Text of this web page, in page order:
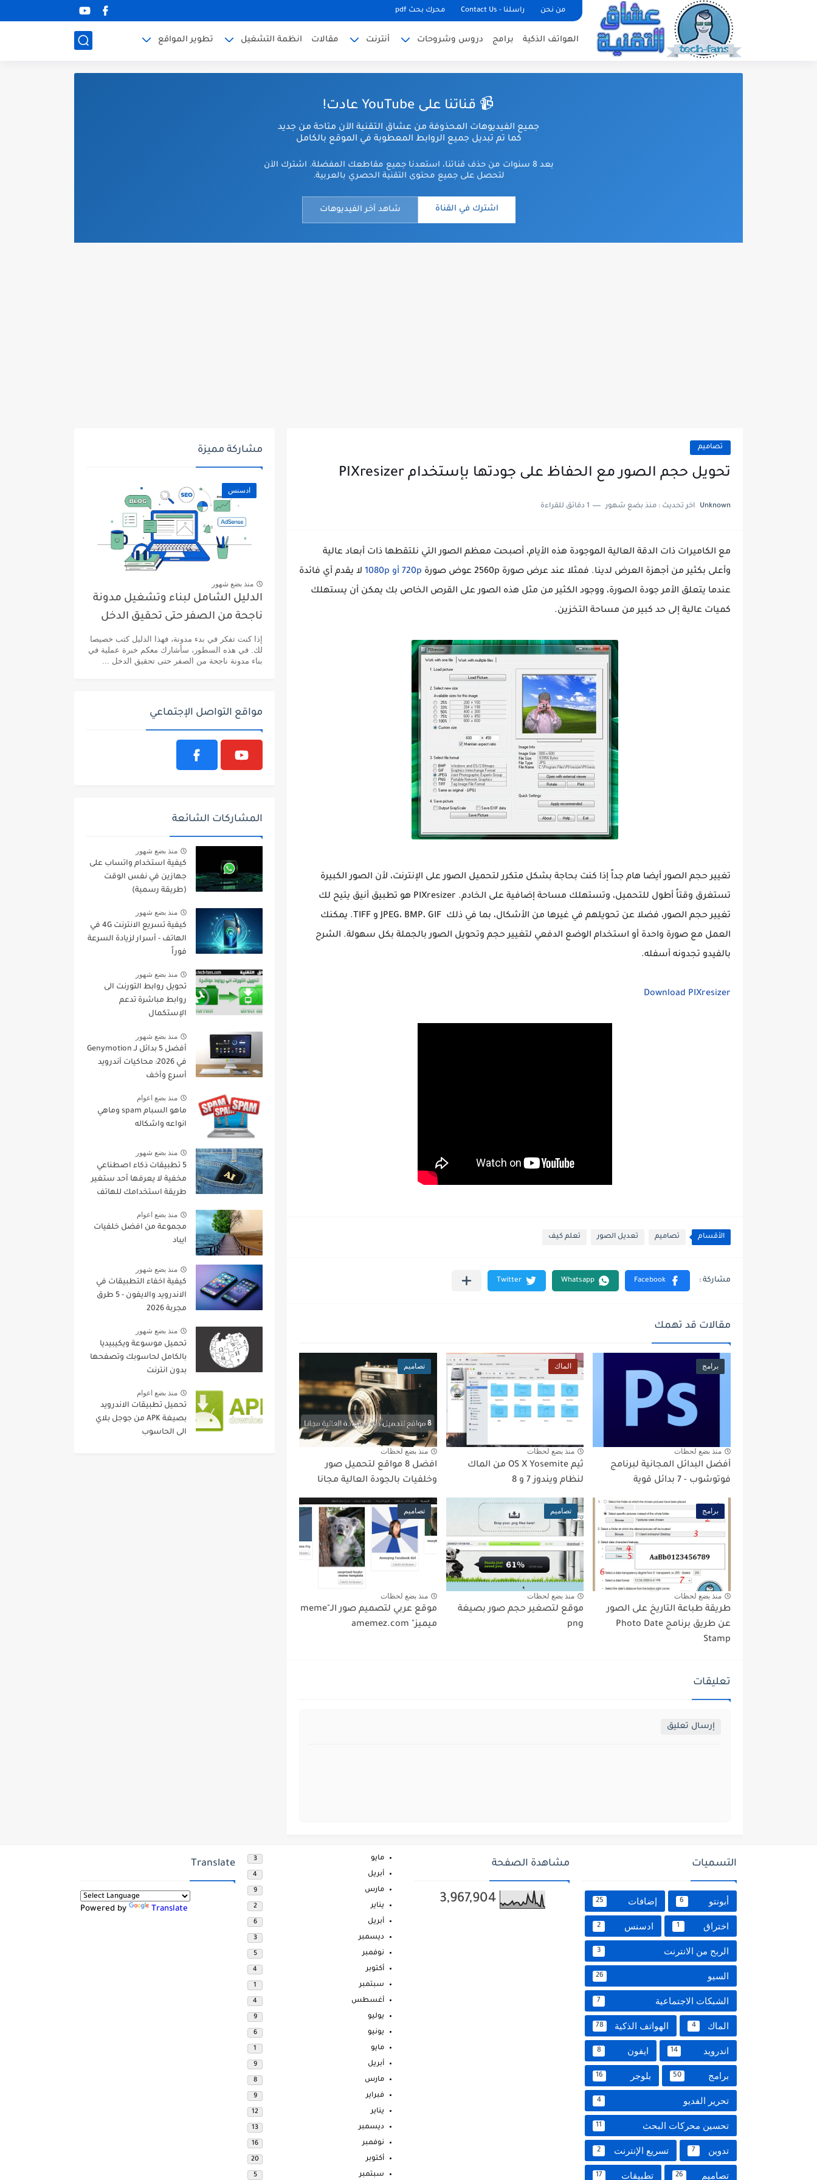
من نحن راسلنا - Contact Us محرك بحث pdf
الهواتف الذكية برامج دروس وشروحات أنترنت مقالات انظمة التشغيل تطوير المواقع
📹 قناتنا على YouTube عادت!
جميع الفيديوهات المحذوفة من عشاق التقنية الآن متاحة من جديد
كما تم تبديل جميع الروابط المعطوبة في الموقع بالكامل
بعد 8 سنوات من حذف قناتنا، استعدنا جميع مقاطعك المفضلة. اشترك الآن
لتحصل على جميع محتوى التقنية الحصري بالعربية.
اشترك في القناة شاهد آخر الفيديوهات
تصاميم
تحويل حجم الصور مع الحفاظ على جودتها بإستخدام PIXresizer
Unknown اخر تحديث : منذ بضع شهور 1 دقائق للقراءة
مع الكاميرات ذات الدقة العالية الموجودة هذه الأيام، أصبحت معظم الصور التي نلتقطها ذات أبعاد عالية
وأعلى بكثير من أجهزة العرض لدينا. فمثلا عند عرض صورة
720p أو 1080p
لا يقدم أي فائدة
عندما يتعلق الأمر جودة الصورة، ووجود الكثير من مثل هذه الصور على القرص الخاص بك يمكن أن يستهلك
كميات عالية إلى حد كبير من مساحة التخزين.
تغيير حجم الصور أيضا هام جداً إذا كنت بحاجة بشكل متكرر لتحميل الصور على الإنترنت، لأن الصور الكبيرة
تستغرق وقتاً أطول للتحميل، وتستهلك مساحة إضافية على الخادم.
PIXresizer هو تطبيق أنيق يتيح لك
تغيير حجم الصور، فضلا عن تحويلهم في غيرها من الأشكال، بما في ذلك JPEG، BMP، GIF و TIFF.
يمكنك
العمل مع صورة واحدة أو استخدام الوضع الدفعي لتغيير حجم وتحويل الصور بالجملة بكل سهولة. الشرح
بالفيدو تجدونه أسفله.
Download PIXresizer
الأقسام تصاميم تعديل الصور تعلم كيف
مقالات قد تهمك
برامج
منذ بضع لحظات
أفضل البدائل المجانية لبرنامج
فوتوشوب - 7 بدائل قوية
الماك
منذ بضع لحظات
ثيم OS X Yosemite من الماك
لنظام ويندوز 7 و 8
تصاميم
منذ بضع لحظات
افضل 8 مواقع لتحميل صور
وخلفيات بالجودة العالية مجانا
برامج
منذ بضع لحظات
طريقة طباعة التاريخ على الصور
عن طريق برنامج Photo Date
Stamp
تصاميم
منذ بضع لحظات
موقع لتصغير حجم صور بصيغة
png
تصاميم
منذ بضع لحظات
موقع عربي لتصميم صور الـ"meme
ميميز" amemez.com
تعليقات
إرسال تعليق
مشاركة مميزة
ادسنس
منذ بضع شهور
الدليل الشامل لبناء وتشغيل مدونة
ناجحة من الصفر حتى تحقيق الدخل
إذا كنت تفكر في بدء مدونة، فهذا الدليل كتب خصيصا
لك. في هذه السطور، سأشارك معكم خبرة عملية في
بناء مدونة ناجحة من الصفر حتى تحقيق الدخل ...
مواقع التواصل الإجتماعي
المشاركات الشائعة
منذ بضع شهور
كيفية استخدام واتساب على
جهازين في نفس الوقت
(طريقة رسمية)
منذ بضع شهور
كيفية تسريع الانترنت 4G في
الهاتف - أسرار لزيادة السرعة
فوراً
منذ بضع شهور
تحويل روابط التورنت الى
روابط مباشرة تدعم
الإستكمال
منذ بضع شهور
أفضل 5 بدائل لـ Genymotion
في 2026: محاكيات أندرويد
أسرع وأخف
منذ بضع اعوام
ماهو السبام spam وماهي
انواعه واشكاله
منذ بضع شهور
5 تطبيقات ذكاء اصطناعي
مخفية لا يعرفها أحد ستغير
طريقة استخدامك للهاتف
منذ بضع اعوام
مجموعة من افضل خلفيات
ايباد
منذ بضع شهور
كيفية اخفاء التطبيقات في
الاندرويد والايفون - 5 طرق
مجربة 2026
منذ بضع شهور
تحميل موسوعة ويكيبيديا
بالكامل لحاسوبك وتصفحها
بدون انترنت
منذ بضع اعوام
تحميل تطبيقات الاندرويد
بصيغة APK من جوجل بلاي
الى الحاسوب
التسميات
أبونتو 6 إضافات 25
اختراق 1 ادسنس 2
الربح من الانترنت 3
السيو 26
الشبكات الاجتماعية 7
الماك 4 الهواتف الذكية 78
اندرويد 14 ايفون 8
برامج 50 بلوجر 16
تحرير الفديو 4
تحسين محركات البحث 11
تدوين 7 تسريع الإنترنت 2
تصاميم 26 تطبيقات 17
مشاهدة الصفحة
3,967,904
مايو 3
أبريل 4
مارس 9
يناير 2
أبريل 6
ديسمبر 3
نوفمبر 5
أكتوبر 4
سبتمبر 1
أغسطس 4
يوليو 9
يونيو 6
مايو 1
أبريل 9
مارس 8
فبراير 9
يناير 12
ديسمبر 13
نوفمبر 16
أكتوبر 20
سبتمبر 5
Translate
Powered by Translate